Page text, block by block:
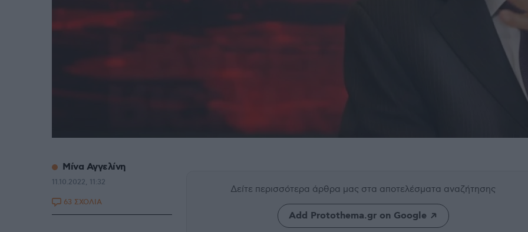
Δείτε περισσότερα άρθρα μας στα αποτελέσματα αναζήτησης
Add Protothema.gr on Google
Μίνα Αγγελίνη
11.10.2022, 11:32
63 ΣΧΟΛΙΑ